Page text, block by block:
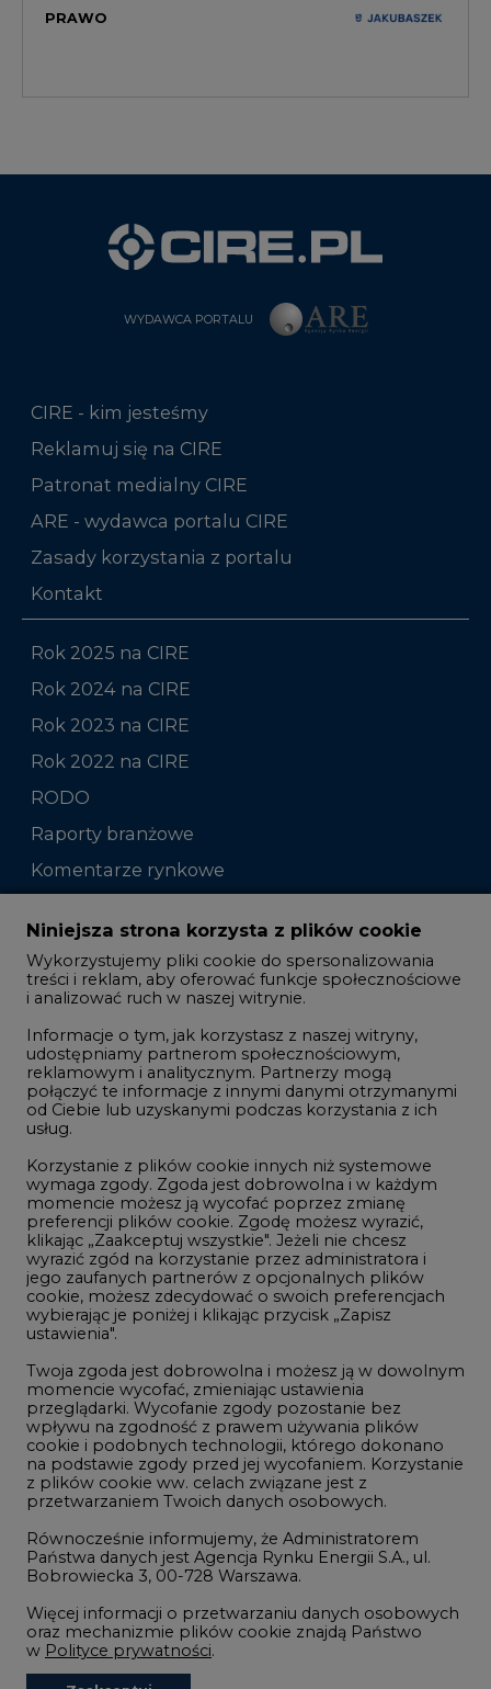
PRAWO
WYDAWCA PORTALU
CIRE - kim jesteśmy
Reklamuj się na CIRE
Patronat medialny CIRE
ARE - wydawca portalu CIRE
Zasady korzystania z portalu
Kontakt
Rok 2025 na CIRE
Rok 2024 na CIRE
Rok 2023 na CIRE
Rok 2022 na CIRE
RODO
Raporty branżowe
Komentarze rynkowe
Zmiany kadrowe na rynku
Studio CIRE
Rozmowy o energetyce
Gospodarka
Geopolityka
LTE450
Innowacje i AI
Telekomunikacja i IT
Handel emisjami CO2
Wodór
Górnictwo
Atom
Fotowoltaika
Offshore wind
Zielone samorządy
Zielona gospodarka
Niniejsza strona korzysta z plików cookie
Wykorzystujemy pliki cookie do spersonalizowania
treści i reklam, aby oferować funkcje społecznościowe
i analizować ruch w naszej witrynie.
Informacje o tym, jak korzystasz z naszej witryny,
udostępniamy partnerom społecznościowym,
reklamowym i analitycznym. Partnerzy mogą
połączyć te informacje z innymi danymi otrzymanymi
od Ciebie lub uzyskanymi podczas korzystania z ich
usług.
Korzystanie z plików cookie innych niż systemowe
wymaga zgody. Zgoda jest dobrowolna i w każdym
momencie możesz ją wycofać poprzez zmianę
preferencji plików cookie. Zgodę możesz wyrazić,
klikając „Zaakceptuj wszystkie". Jeżeli nie chcesz
wyrazić zgód na korzystanie przez administratora i
jego zaufanych partnerów z opcjonalnych plików
cookie, możesz zdecydować o swoich preferencjach
wybierając je poniżej i klikając przycisk „Zapisz
ustawienia".
Twoja zgoda jest dobrowolna i możesz ją w dowolnym
momencie wycofać, zmieniając ustawienia
przeglądarki. Wycofanie zgody pozostanie bez
wpływu na zgodność z prawem używania plików
cookie i podobnych technologii, którego dokonano
na podstawie zgody przed jej wycofaniem. Korzystanie
z plików cookie ww. celach związane jest z
przetwarzaniem Twoich danych osobowych.
Równocześnie informujemy, że Administratorem
Państwa danych jest Agencja Rynku Energii S.A., ul.
Bobrowiecka 3, 00-728 Warszawa.
Więcej informacji o przetwarzaniu danych osobowych
oraz mechanizmie plików cookie znajdą Państwo
w Polityce prywatności